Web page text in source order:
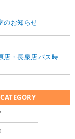
のお知らせ
・長泉店バス時
CATEGORY